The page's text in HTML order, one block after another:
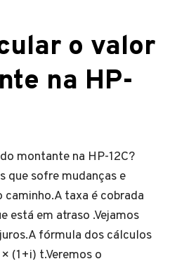
o valor
na HP-
montante na HP-12C?
que sofre mudanças e
taxa é cobrada
está em atraso .Vejamos
fórmula dos cálculos
(1+i) t.Veremos o